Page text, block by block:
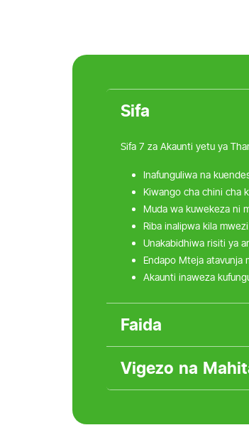
Sifa
Sifa 7 za Akaunti yetu ya
Inafunguliwa na
Kiwango cha chini cha
Muda wa kuwekeza ni
Riba inalipwa kila mwezi
Unakabidhiwa risiti ya
Endapo Mteja atavunja
Akaunti inaweza
Faida
Vigezo na